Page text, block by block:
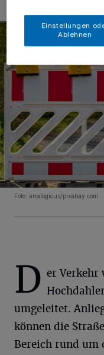
Foto: analogicus/pixabay.com
D er Verkehr
umgeleitet.
können die
Bereich rund um
Einstellungen
Ablehnen